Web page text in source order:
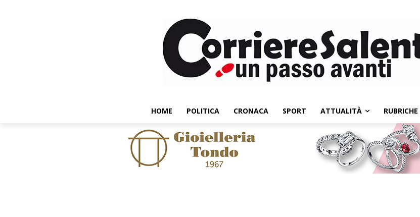
HOME POLITICA CRONACA SPORT ATTUALITÀ RUBRICHE